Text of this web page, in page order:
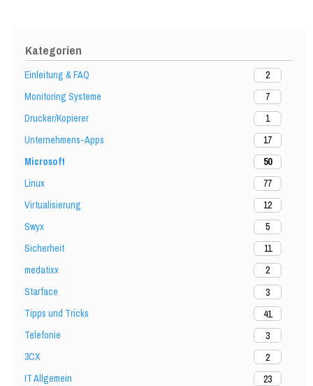
Kategorien
Einleitung & FAQ
2
Monitoring Systeme
7
Drucker/Kopierer
1
Unternehmens-Apps
17
Microsoft
50
Linux
77
Virtualisierung
12
Swyx
5
Sicherheit
11
medatixx
2
Starface
3
Tipps und Tricks
41
Telefonie
3
3CX
2
IT Allgemein
23